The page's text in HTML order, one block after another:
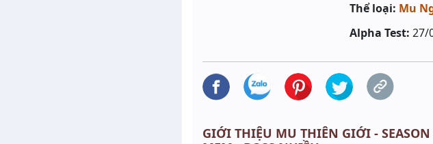
Thể loại: Mu
Alpha Test: 27/
GIỚI THIỆU MU THIÊN GIỚI -